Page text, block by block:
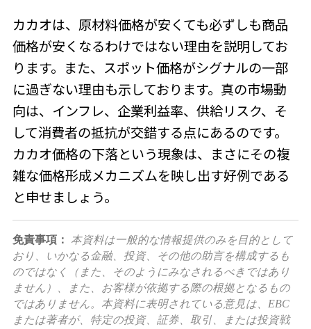
カカオは、原材料価格が安くても必ずしも商品
価格が安くなるわけではない理由を説明してお
ります。また、スポット価格がシグナルの一部
に過ぎない理由も示しております。真の市場動
向は、インフレ、企業利益率、供給リスク、そ
して消費者の抵抗が交錯する点にあるのです。
カカオ価格の下落という現象は、まさにその複
雑な価格形成メカニズムを映し出す好例である
と申せましょう。
免責事項：
本資料は一般的な情報提供のみを目的として
おり、いかなる金融、投資、その他の助言を構成するも
のではなく（また、そのようにみなされるべきではあり
ません）、また、お客様が依拠する際の根拠となるもの
ではありません。本資料に表明されている意見は、EBC
または著者が、特定の投資、証券、取引、または投資戦